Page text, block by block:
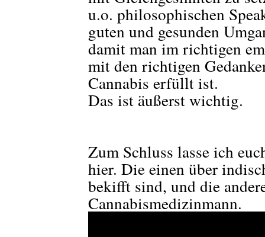
u.o. philosophischen
guten und gesunden
damit man im richtigen
mit den richtigen
Cannabis erfüllt ist.
Das ist äußerst wichtig.
Zum Schluss lasse ich
hier. Die einen über
bekifft sind, und die
Cannabismedizinmann.